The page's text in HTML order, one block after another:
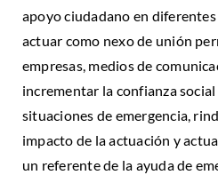
apoyo ciudadano en
actuar como nexo de unión
empresas, medios de
incrementar la confianza
situaciones de emergencia,
impacto de la actuación y
un referente de la ayuda de